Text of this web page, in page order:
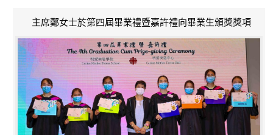
主席鄭女士於第四屆畢業禮暨嘉許禮向畢業生頒獎獎項